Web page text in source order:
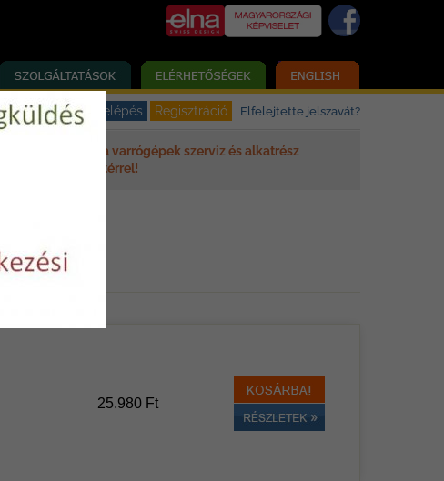
Elfelejtette jelszavát?
Elna varrógépek szerviz és alkatrész
háttérrel!
25.980 Ft